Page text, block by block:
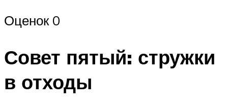
Оценок 0
Совет пятый: стружки
в отходы